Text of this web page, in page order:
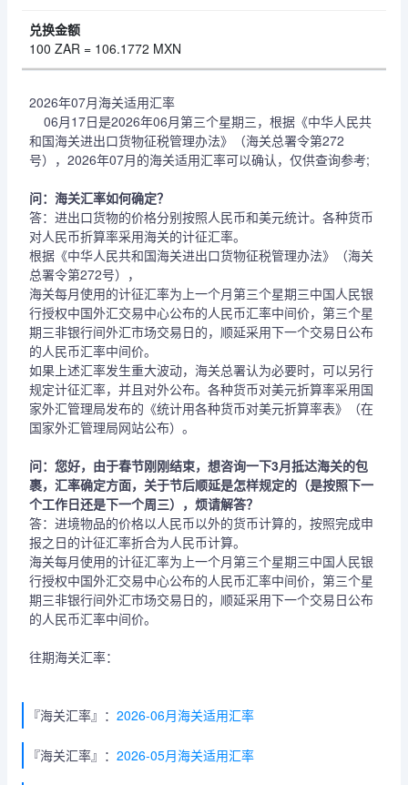
100 ZAR = 106.1772 MXN
2026年07月海关适用汇率
06月17日是2026年06月第三个星期三，根据《中华人民共
和国海关进出口货物征税管理办法》（海关总署令第272
号），2026年07月的海关适用汇率可以确认，仅供查询参考;
问：海关汇率如何确定？
答：进出口货物的价格分别按照人民币和美元统计。各种货币
对人民币折算率采用海关的计征汇率。
根据《中华人民共和国海关进出口货物征税管理办法》（海关
总署令第272号），
海关每月使用的计征汇率为上一个月第三个星期三中国人民银
行授权中国外汇交易中心公布的人民币汇率中间价，第三个星
期三非银行间外汇市场交易日的，顺延采用下一个交易日公布
的人民币汇率中间价。
如果上述汇率发生重大波动，海关总署认为必要时，可以另行
规定计征汇率，并且对外公布。各种货币对美元折算率采用国
家外汇管理局发布的《统计用各种货币对美元折算率表》（在
国家外汇管理局网站公布）。
问：您好，由于春节刚刚结束，想咨询一下3月抵达海关的包
裹，汇率确定方面，关于节后顺延是怎样规定的（是按照下一
个工作日还是下一个周三），烦请解答？
答：进境物品的价格以人民币以外的货币计算的，按照完成申
报之日的计征汇率折合为人民币计算。
海关每月使用的计征汇率为上一个月第三个星期三中国人民银
行授权中国外汇交易中心公布的人民币汇率中间价，第三个星
期三非银行间外汇市场交易日的，顺延采用下一个交易日公布
的人民币汇率中间价。
往期海关汇率：
『海关汇率』： 2026-06月海关适用汇率
『海关汇率』： 2026-05月海关适用汇率